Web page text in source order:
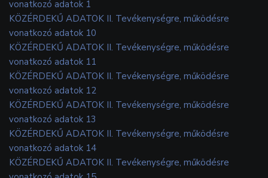
vonatkozó adatok 1
KÖZÉRDEKŰ ADATOK II. Tevékenységre, működésre
vonatkozó adatok 10
KÖZÉRDEKŰ ADATOK II. Tevékenységre, működésre
vonatkozó adatok 11
KÖZÉRDEKŰ ADATOK II. Tevékenységre, működésre
vonatkozó adatok 12
KÖZÉRDEKŰ ADATOK II. Tevékenységre, működésre
vonatkozó adatok 13
KÖZÉRDEKŰ ADATOK II. Tevékenységre, működésre
vonatkozó adatok 14
KÖZÉRDEKŰ ADATOK II. Tevékenységre, működésre